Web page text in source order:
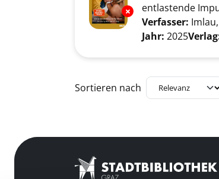
Exemplar-Details
entlastende
Verfasser:
Jahr: 2025
Zu den Suchfiltern springen
Sortieren nach